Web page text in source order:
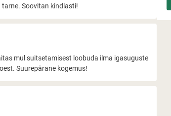
Soovitan kindlasti!
mul suitsetamisest loobuda ilma igasuguste
Suurepärane kogemus!